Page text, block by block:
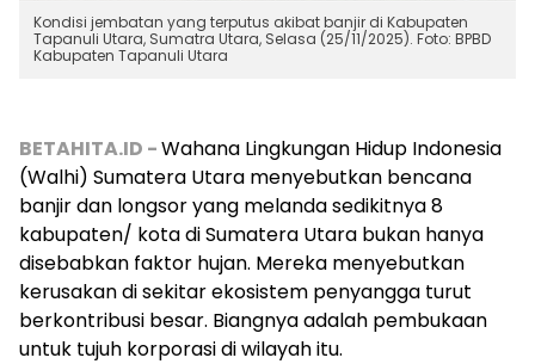
Kondisi jembatan yang terputus akibat banjir di Kabupaten
Tapanuli Utara, Sumatra Utara, Selasa (25/11/2025). Foto: BPBD
Kabupaten Tapanuli Utara
BETAHITA.ID -Wahana Lingkungan Hidup Indonesia
(Walhi) Sumatera Utara menyebutkan bencana
banjir dan longsor yang melanda sedikitnya 8
kabupaten/ kota di Sumatera Utara bukan hanya
disebabkan faktor hujan. Mereka menyebutkan
kerusakan di sekitar ekosistem penyangga turut
berkontribusi besar. Biangnya adalah pembukaan
untuk tujuh korporasi di wilayah itu.